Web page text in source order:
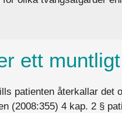
ett
patienten återkallar det
(2008:355) 4 kap. 2 §